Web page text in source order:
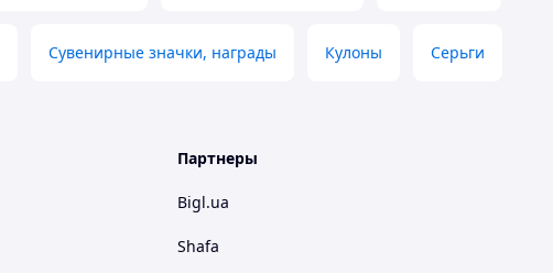
Сувенирные значки, награды Кулоны Серьги
Партнеры
Bigl.ua
Shafa